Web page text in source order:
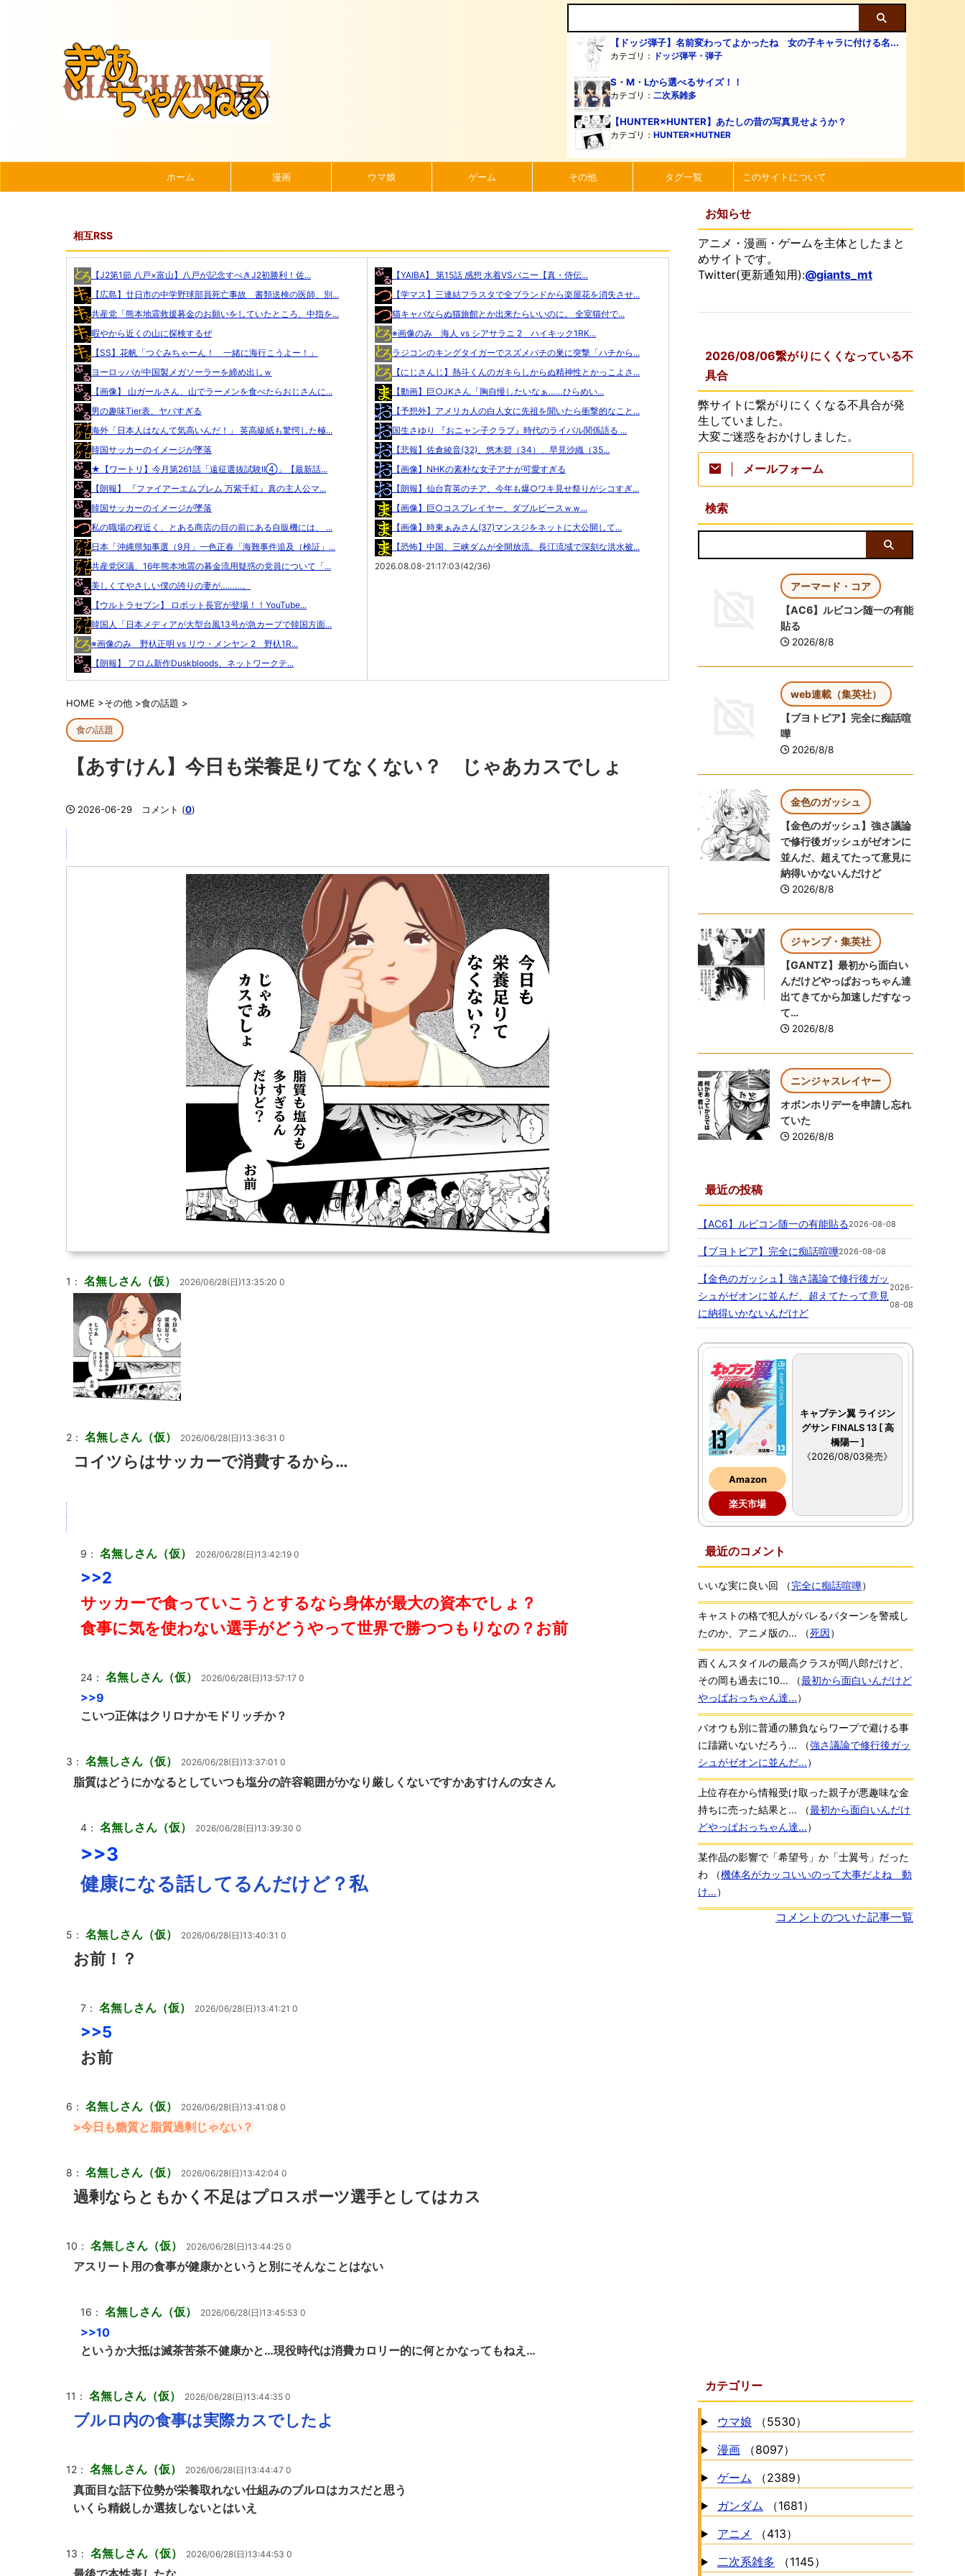
【ドッジ弾子】名前変わってよかったね 女の子キャラに付ける名...
カテゴリ： ドッジ弾平・弾子
S・M・Lから選べるサイズ！！
カテゴリ： 二次系雑多
【HUNTER×HUNTER】あたしの昔の写真見せようか？
カテゴリ： HUNTER×HUTNER
ホーム 漫画 ウマ娘 ゲーム その他 タグ一覧 このサイトについて
相互RSS
【J2第1節 八戸×富山】八戸が記念すべきJ2初勝利！佐...
【広島】廿日市の中学野球部員死亡事故 書類送検の医師、別...
共産党「熊本地震救援募金のお願いをしていたところ、中指を...
暇やから近くの山に探検するぜ
【SS】花帆「つぐみちゃーん！ 一緒に海行こうよー！」
ヨーロッパが中国製メガソーラーを締め出しｗ
【画像】 山ガールさん、山でラーメンを食べたらおじさんに...
男の趣味Tier表、ヤバすぎる
海外「日本人はなんて気高いんだ！」 英高級紙も驚愕した極...
韓国サッカーのイメージが墜落
★【ワートリ】今月第261話「遠征選抜試験Ⅱ④」【最新話...
【朗報】 『ファイアーエムブレム 万紫千紅』真の主人公マ...
韓国サッカーのイメージが墜落
私の職場の程近く、とある商店の目の前にある自販機には、 ...
日本「沖縄県知事選（9月」一色正春「海難事件追及（検証」...
共産党区議、16年熊本地震の募金流用疑惑の党員について「...
美しくてやさしい僕の誇りの妻が………。
【ウルトラセブン】 ロボット長官が登場！！YouTube...
韓国人「日本メディアが大型台風13号が急カーブで韓国方面...
※画像のみ 野杁正明 vs リウ・メンヤン 2 野杁1R...
【朗報】 フロム新作Duskbloods、ネットワークテ...
【YAIBA】 第15話 感想 水着VSバニー【真・侍伝...
【学マス】三連結フラスタで全ブランドから楽屋花を消失させ...
猫キャバならぬ猫旅館とか出来たらいいのに。 全室猫付で...
※画像のみ 海人 vs シアサラニ 2 ハイキック1RK...
ラジコンのキングタイガーでスズメバチの巣に突撃「ハチから...
【にじさんじ】熱斗くんのガキらしからぬ精神性とかっこよさ...
【動画】巨○JKさん「胸自慢したいなぁ……ひらめい...
【予想外】アメリカ人の白人女に先祖を聞いたら衝撃的なこと...
国生さゆり 『おニャン子クラブ』時代のライバル関係語る ...
【悲報】佐倉綾音(32)、悠木碧（34）、早見沙織（35...
【画像】NHKの素朴な女子アナが可愛すぎる
【朗報】仙台育英のチア、今年も爆○ワキ見せ祭りがシコすぎ...
【画像】巨○コスプレイヤー、ダブルピースｗｗ...
【画像】時東ぁみさん(37)マンスジをネットに大公開して...
【恐怖】中国、三峡ダムが全開放流。長江流域で深刻な洪水被...
2026.08.08-21:17:03(42/36)
HOME >その他 >食の話題 >
食の話題
【あすけん】今日も栄養足りてなくない？ じゃあカスでしょ
2026-06-29 コメント (0)
1： 名無しさん（仮） 2026/06/28(日)13:35:20 0
2： 名無しさん（仮） 2026/06/28(日)13:36:31 0
コイツらはサッカーで消費するから…
9： 名無しさん（仮） 2026/06/28(日)13:42:19 0
>>2
サッカーで食っていこうとするなら身体が最大の資本でしょ？
食事に気を使わない選手がどうやって世界で勝つつもりなの？お前
24： 名無しさん（仮） 2026/06/28(日)13:57:17 0
>>9
こいつ正体はクリロナかモドリッチか？
3： 名無しさん（仮） 2026/06/28(日)13:37:01 0
脂質はどうにかなるとしていつも塩分の許容範囲がかなり厳しくないですかあすけんの女さん
4： 名無しさん（仮） 2026/06/28(日)13:39:30 0
>>3
健康になる話してるんだけど？私
5： 名無しさん（仮） 2026/06/28(日)13:40:31 0
お前！？
7： 名無しさん（仮） 2026/06/28(日)13:41:21 0
>>5
お前
6： 名無しさん（仮） 2026/06/28(日)13:41:08 0
>今日も糖質と脂質過剰じゃない？
8： 名無しさん（仮） 2026/06/28(日)13:42:04 0
過剰ならともかく不足はプロスポーツ選手としてはカス
10： 名無しさん（仮） 2026/06/28(日)13:44:25 0
アスリート用の食事が健康かというと別にそんなことはない
16： 名無しさん（仮） 2026/06/28(日)13:45:53 0
>>10
というか大抵は滅茶苦茶不健康かと…現役時代は消費カロリー的に何とかなってもねえ…
11： 名無しさん（仮） 2026/06/28(日)13:44:35 0
ブルロ内の食事は実際カスでしたよ
12： 名無しさん（仮） 2026/06/28(日)13:44:47 0
真面目な話下位勢が栄養取れない仕組みのブルロはカスだと思う
いくら精鋭しか選抜しないとはいえ
13： 名無しさん（仮） 2026/06/28(日)13:44:53 0
お知らせ
アニメ・漫画・ゲームを主体としたまと
めサイトです。
Twitter(更新通知用):@giants_mt
2026/08/06繋がりにくくなっている不
具合
弊サイトに繋がりにくくなる不具合が発
生していました。
大変ご迷惑をおかけしました。
メールフォーム
検索
アーマード・コア
【AC6】ルビコン随一の有能
貼る
2026/8/8
web連載（集英社）
【ブヨトピア】完全に痴話喧
嘩
2026/8/8
金色のガッシュ
【金色のガッシュ】強さ議論
で修行後ガッシュがゼオンに
並んだ、超えてたって意見に
納得いかないんだけど
2026/8/8
ジャンプ・集英社
【GANTZ】最初から面白い
んだけどやっぱおっちゃん達
出てきてから加速しだすなっ
て…
2026/8/8
ニンジャスレイヤー
オボンホリデーを申請し忘れ
ていた
2026/8/8
最近の投稿
【AC6】ルビコン随一の有能貼る2026-08-08
【ブヨトピア】完全に痴話喧嘩2026-08-08
【金色のガッシュ】強さ議論で修行後ガッ
シュがゼオンに並んだ、超えてたって意見
に納得いかないんだけど
2026-
08-08
Amazon
楽天市場
キャプテン翼 ライジン
グサン FINALS 13 [ 高
橋陽一 ]
《2026/08/03発売》
最近のコメント
いいな実に良い回 （完全に痴話喧嘩）
キャストの格で犯人がバレるパターンを警戒し
たのか、アニメ版の...
（死因）
西くんスタイルの最高クラスが岡八郎だけど、
その岡も過去に10...
（最初から面白いんだけど
やっぱおっちゃん達...）
バオウも別に普通の勝負ならワープで避ける事
に躊躇いないだろう...
（強さ議論で修行後ガッ
シュがゼオンに並んだ...）
上位存在から情報受け取った親子が悪趣味な金
持ちに売った結果と...
（最初から面白いんだけ
どやっぱおっちゃん達...）
某作品の影響で「希望号」か「士翼号」だった
わ
（機体名がカッコいいのって大事だよね 動
け...）
コメントのついた記事一覧
カテゴリー
ウマ娘
（5530）
漫画
（8097）
ゲーム
（2389）
ガンダム
（1681）
アニメ
（413）
二次系雑多
（1145）